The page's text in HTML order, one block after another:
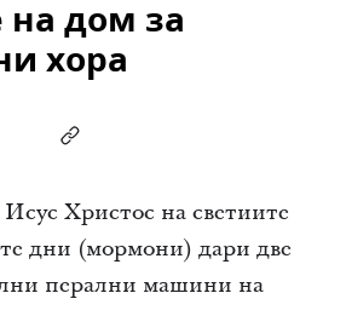
дом за
хора
Христос на светиите
дни (мормони) дари две
перални машини на